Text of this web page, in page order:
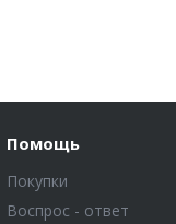
Помощь
Покупки
Воспрос - ответ